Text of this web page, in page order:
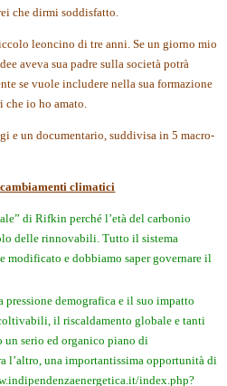
che dirmi soddisfatto.
leoncino di tre anni. Se un giorno mio
aveva sua padre sulla società potrà
se vuole includere nella sua formazione
io ho amato.
e un documentario, suddivisa in 5 macro-
cambiamenti climatici
di Rifkin perché l’età del carbonio
delle rinnovabili. Tutto il sistema
modificato e dobbiamo saper governare il
pressione demografica e il suo impatto
il riscaldamento globale e tanti
serio ed organico piano di
l’altro, una importantissima opportunità di
index.php?